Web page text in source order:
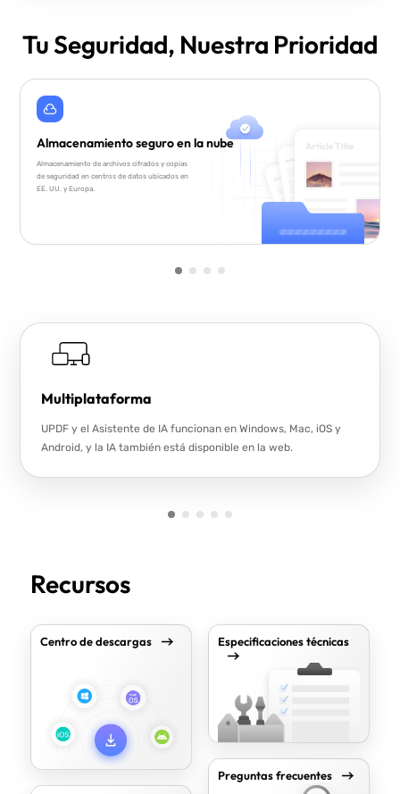
Tu Seguridad, Nuestra Prioridad
Almacenamiento seguro en la nube
Almacenamiento de archivos cifrados y copias
de seguridad en centros de datos ubicados en
EE. UU. y Europa.
Multiplataforma
UPDF y el Asistente de IA funcionan en Windows, Mac, iOS y
Android, y la IA también está disponible en la web.
Recursos